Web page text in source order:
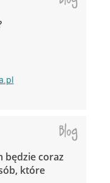
będzie coraz
które